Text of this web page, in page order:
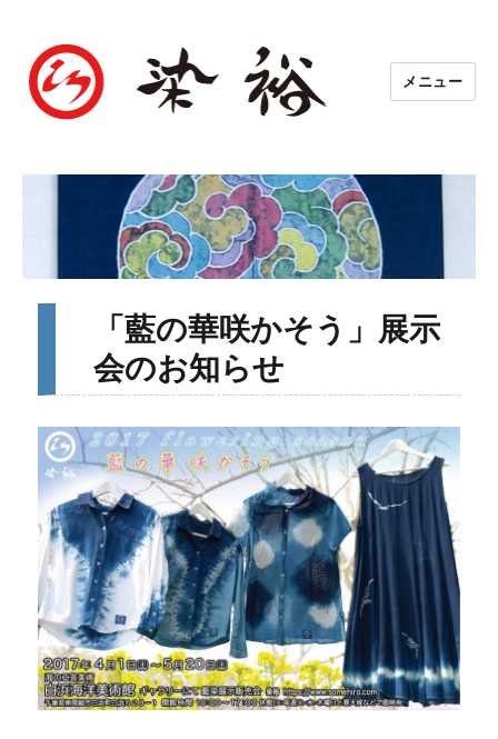
メニュー
「藍の華咲かそう」展示
会のお知らせ